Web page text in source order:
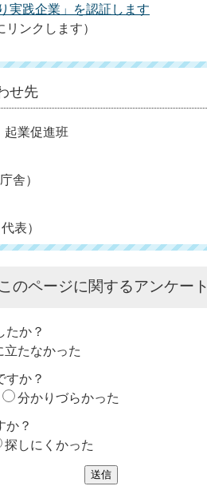
実践企業」を認証します
リンクします）
せ先
起業促進班
舎）
表）
このページに関するアンケート
たか？
立たなかった
すか？
分かりづらかった
か？
探しにくかった